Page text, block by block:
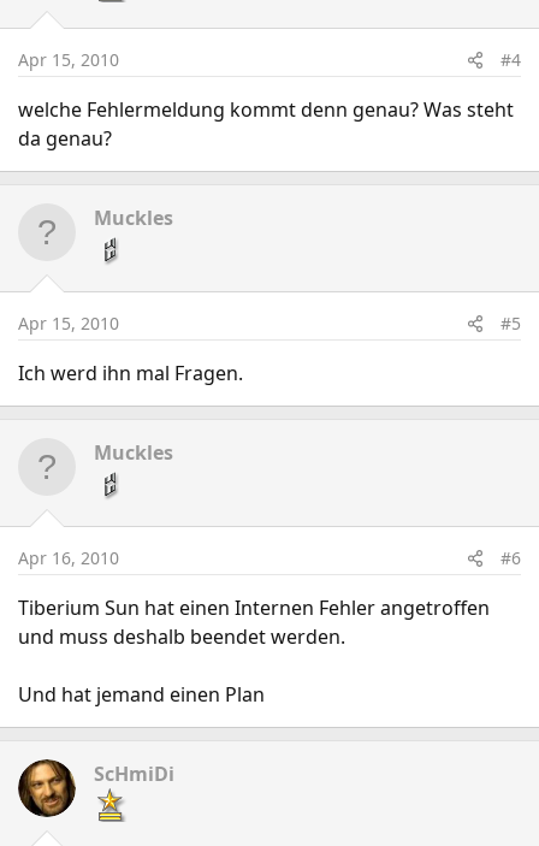
Apr 15, 2010 #4
welche Fehlermeldung kommt denn genau? Was steht
da genau?
Muckles
Apr 15, 2010 #5
Ich werd ihn mal Fragen.
Muckles
Apr 16, 2010 #6
Tiberium Sun hat einen Internen Fehler angetroffen
und muss deshalb beendet werden.
Und hat jemand einen Plan
ScHmiDi